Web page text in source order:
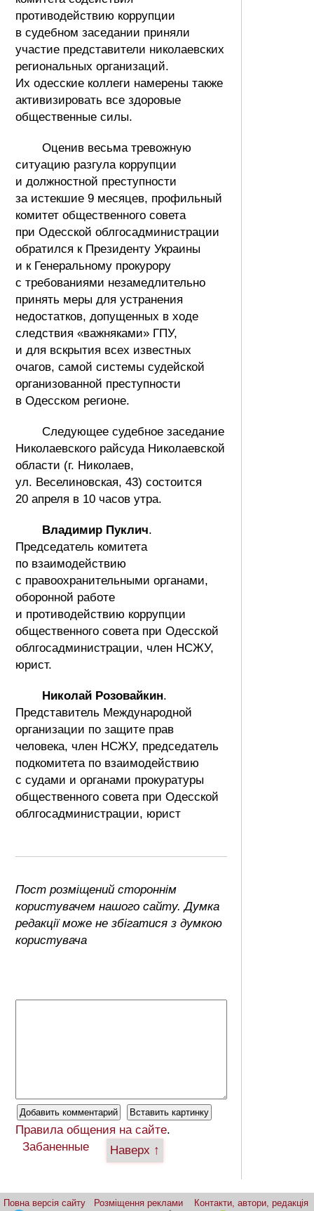
противодействию коррупции
в судебном заседании приняли
участие представители николаевских
региональных организаций.
Их одесские коллеги намерены также
активизировать все здоровые
общественные силы.
Оценив весьма тревожную
ситуацию разгула коррупции
и должностной преступности
за истекшие 9 месяцев, профильный
комитет общественного совета
при Одесской облгосадминистрации
обратился к Президенту Украины
и к Генеральному прокурору
с требованиями незамедлительно
принять меры для устранения
недостатков, допущенных в ходе
следствия «важняками» ГПУ,
и для вскрытия всех известных
очагов, самой системы судейской
организованной преступности
в Одесском регионе.
Следующее судебное заседание
Николаевского райсуда Николаевской
области (г. Николаев,
ул. Веселиновская, 43) состоится
20 апреля в 10 часов утра.
Владимир Пуклич.
Председатель комитета
по взаимодействию
с правоохранительными органами,
оборонной работе
и противодействию коррупции
общественного совета при Одесской
облгосадминистрации, член НСЖУ,
юрист.
Николай Розовайкин.
Представитель Международной
организации по защите прав
человека, член НСЖУ, председатель
подкомитета по взаимодействию
с судами и органами прокуратуры
общественного совета при Одесской
облгосадминистрации, юрист
Пост розміщений стороннім
користувачем нашого сайту. Думка
редакції може не збігатися з думкою
користувача
Правила общения на сайте.
Забаненные
Наверх ↑
Повна версія сайту Розміщення реклами
Контакти, автори, редакція